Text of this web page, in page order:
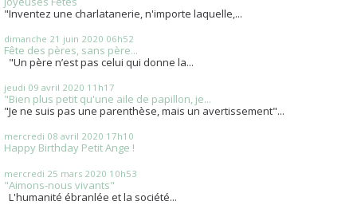
"Inventez une charlatanerie, n'importe laquelle,...
dimanche 21 juin 2020 06h52
Fête des pères, sans père...
"Un père n’est pas celui qui donne la...
jeudi 09 avril 2020 11h17
"Bien plus petit qu'une aile de papillon, je...
"Je ne suis pas une parenthèse, mais un avertissement"...
mercredi 08 avril 2020 17h10
Happy Birthday Petit Ange !
mercredi 25 mars 2020 10h53
"Aimons-nous vivants"
L'humanité ébranlée et la société...